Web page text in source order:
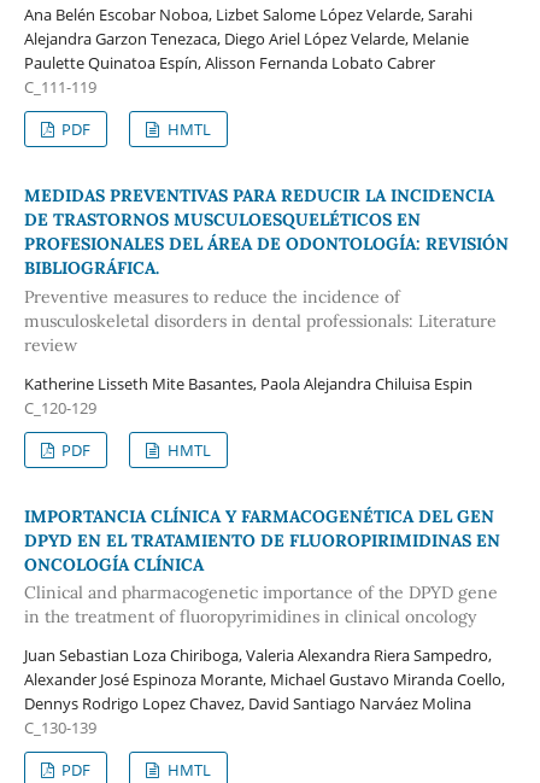
Ana Belén Escobar Noboa, Lizbet Salome López Velarde, Sarahi
Alejandra Garzon Tenezaca, Diego Ariel López Velarde, Melanie
Paulette Quinatoa Espín, Alisson Fernanda Lobato Cabrer
C_111-119
PDF
HMTL
MEDIDAS PREVENTIVAS PARA REDUCIR LA INCIDENCIA
DE TRASTORNOS MUSCULOESQUELÉTICOS EN
PROFESIONALES DEL ÁREA DE ODONTOLOGÍA: REVISIÓN
BIBLIOGRÁFICA.
Preventive measures to reduce the incidence of
musculoskeletal disorders in dental professionals: Literature
review
Katherine Lisseth Mite Basantes, Paola Alejandra Chiluisa Espin
C_120-129
PDF
HMTL
IMPORTANCIA CLÍNICA Y FARMACOGENÉTICA DEL GEN
DPYD EN EL TRATAMIENTO DE FLUOROPIRIMIDINAS EN
ONCOLOGÍA CLÍNICA
Clinical and pharmacogenetic importance of the DPYD gene
in the treatment of fluoropyrimidines in clinical oncology
Juan Sebastian Loza Chiriboga, Valeria Alexandra Riera Sampedro,
Alexander José Espinoza Morante, Michael Gustavo Miranda Coello,
Dennys Rodrigo Lopez Chavez, David Santiago Narváez Molina
C_130-139
PDF
HMTL